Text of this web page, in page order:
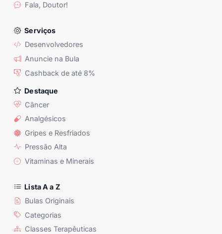
Fala, Doutor!
Serviços
Desenvolvedores
Anuncie na Bula
Cashback de até 8%
Destaque
Câncer
Analgésicos
Gripes e Resfriados
Pressão Alta
Vitaminas e Minerais
Lista A a Z
Bulas Originais
Categorias
Classes Terapêuticas